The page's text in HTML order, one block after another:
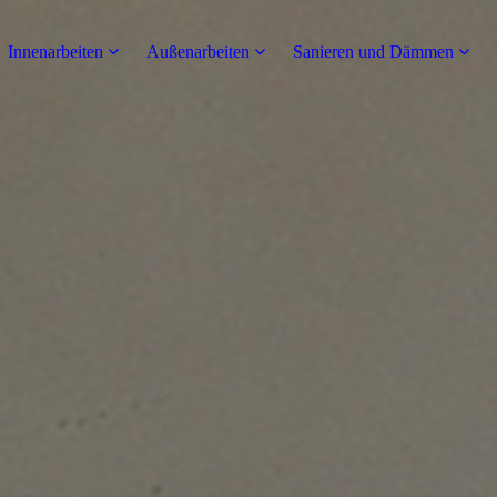
Innenarbeiten Außenarbeiten Sanieren und Dämmen